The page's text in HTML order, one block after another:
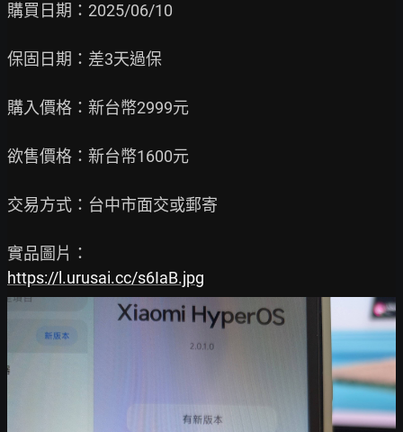
購買日期：2025/06/10
保固日期：差3天過保
購入價格：新台幣2999元
欲售價格：新台幣1600元
交易方式：台中市面交或郵寄
https://l.urusai.cc/s6IaB.jpg